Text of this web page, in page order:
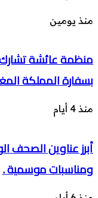
منذ يومين
منظمة عائشة
بسفارة المملكة
منذ 4 أيام
أبرز عناوين الصحف
ومناسبات موسمية .